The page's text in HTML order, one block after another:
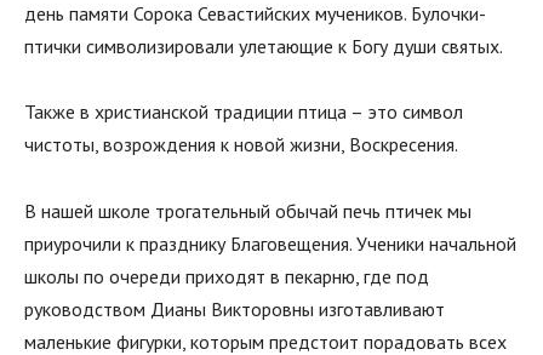
день памяти Сорока Севастийских мучеников. Булочки-
птички символизировали улетающие к Богу души святых.
Также в христианской традиции птица – это символ
чистоты, возрождения к новой жизни, Воскресения.
В нашей школе трогательный обычай печь птичек мы
приурочили к празднику Благовещения. Ученики начальной
школы по очереди приходят в пекарню, где под
руководством Дианы Викторовны изготавливают
маленькие фигурки, которым предстоит порадовать всех